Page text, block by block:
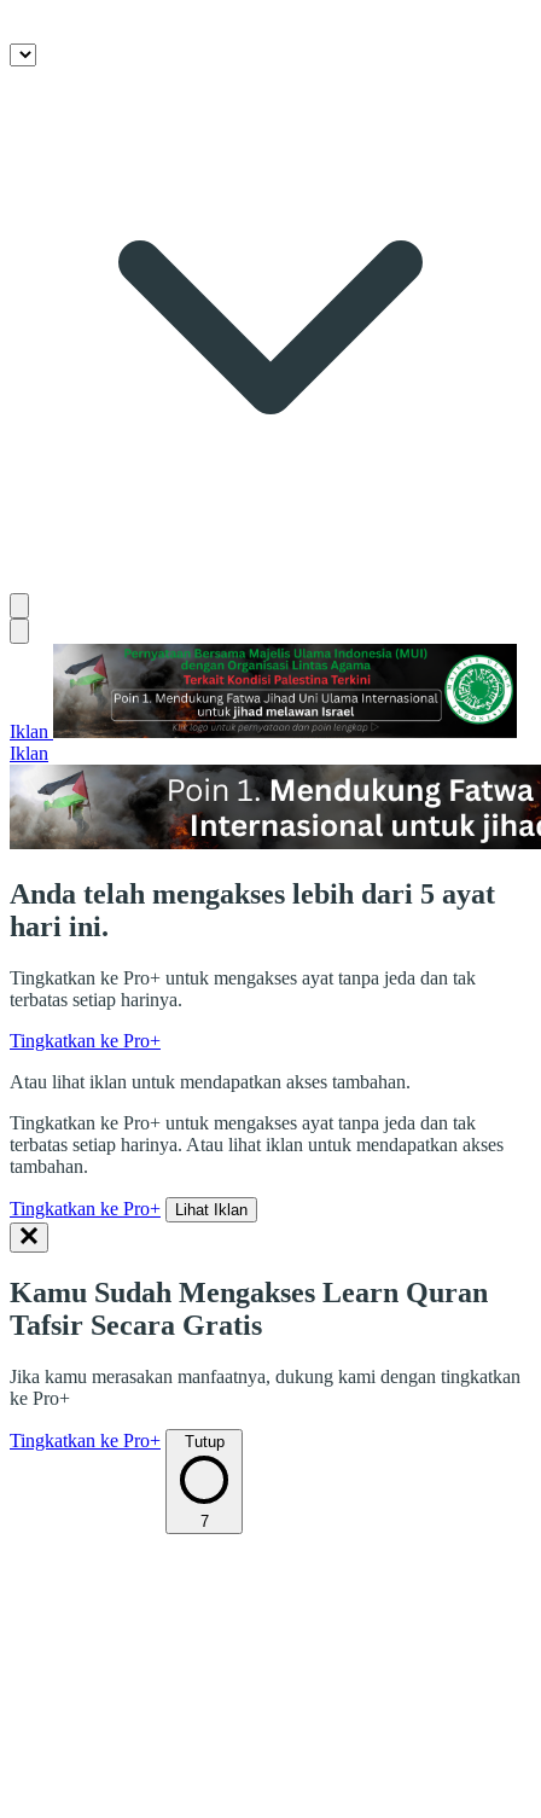
Iklan
Iklan
Anda telah mengakses lebih dari 5 ayat
hari ini.
Tingkatkan ke Pro+ untuk mengakses ayat tanpa jeda dan tak
terbatas setiap harinya.
Tingkatkan ke Pro+
Atau lihat iklan untuk mendapatkan akses tambahan.
Tingkatkan ke Pro+ untuk mengakses ayat tanpa jeda dan tak
terbatas setiap harinya. Atau lihat iklan untuk mendapatkan akses
tambahan.
Tingkatkan ke Pro+ Lihat Iklan
Kamu Sudah Mengakses Learn Quran
Tafsir Secara Gratis
Jika kamu merasakan manfaatnya, dukung kami dengan tingkatkan
ke Pro+
Tingkatkan ke Pro+ Tutup
7